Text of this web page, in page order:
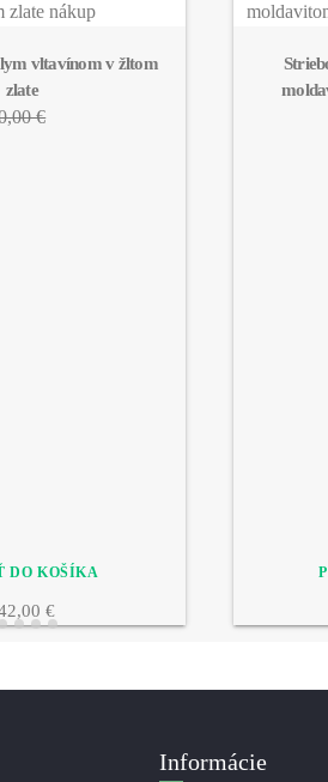
vltavínom v žltom
zlate
€
€
Informácie